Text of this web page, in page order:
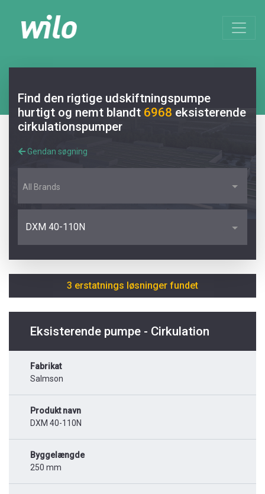
Find den rigtige udskiftningspumpe
hurtigt og nemt blandt 6968 eksisterende
cirkulationspumper
Gendan søgning
All Brands
DXM 40-110N
3 erstatnings løsninger fundet
Eksisterende pumpe - Cirkulation
Fabrikat
Salmson
Produkt navn
DXM 40-110N
Byggelængde
250 mm